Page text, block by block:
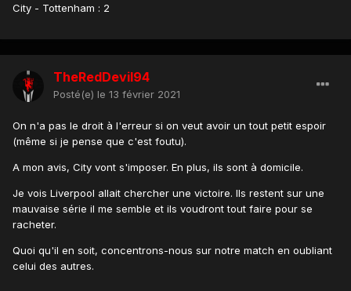
City - Tottenham : 2
TheRedDevil94
Posté(e) le 13 février 2021
On n'a pas le droit à l'erreur si on veut avoir un tout petit espoir
(même si je pense que c'est foutu).
A mon avis, City vont s'imposer. En plus, ils sont à domicile.
Je vois Liverpool allait chercher une victoire. Ils restent sur une
mauvaise série il me semble et ils voudront tout faire pour se
racheter.
Quoi qu'il en soit, concentrons-nous sur notre match en oubliant
celui des autres.